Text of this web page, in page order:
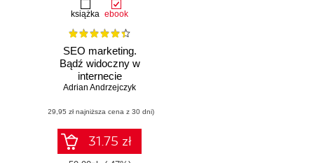
książka ebook
SEO marketing.
Bądź widoczny w
internecie
Adrian Andrzejczyk
(29,95 zł najniższa cena z 30 dni)
31.75 zł